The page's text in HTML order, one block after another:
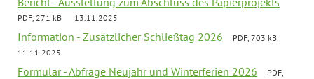
PDF, 271 kB 13.11.2025
Information - Zusätzlicher Schließtag 2026
PDF, 703 kB
11.11.2025
Formular - Abfrage Neujahr und Winterferien 2026
PDF,